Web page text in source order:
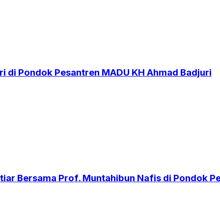
Pondok Pesantren MADU KH Ahmad Badjuri
Bersama Prof. Muntahibun Nafis di Pondok